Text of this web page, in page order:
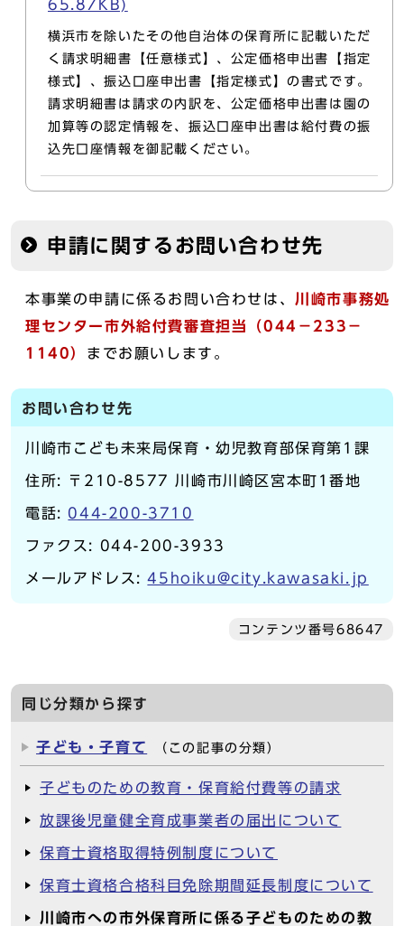
65.87KB)
横浜市を除いたその他自治体の保育所に記載いただ
く請求明細書【任意様式】、公定価格申出書【指定
様式】、振込口座申出書【指定様式】の書式です。
請求明細書は請求の内訳を、公定価格申出書は園の
加算等の認定情報を、振込口座申出書は給付費の振
込先口座情報を御記載ください。
申請に関するお問い合わせ先
本事業の申請に係るお問い合わせは、 川崎市事務処
理センター市外給付費審査担当（044－233－
1140） までお願いします。
お問い合わせ先
川崎市こども未来局保育・幼児教育部保育第1課
住所: 〒210-8577 川崎市川崎区宮本町1番地
電話: 044-200-3710
ファクス: 044-200-3933
メールアドレス:45hoiku@city.kawasaki.jp
コンテンツ番号68647
同じ分類から探す
子ども・子育て （この記事の分類）
子どものための教育・保育給付費等の請求
放課後児童健全育成事業者の届出について
保育士資格取得特例制度について
保育士資格合格科目免除期間延長制度について
川崎市への市外保育所に係る子どものための教